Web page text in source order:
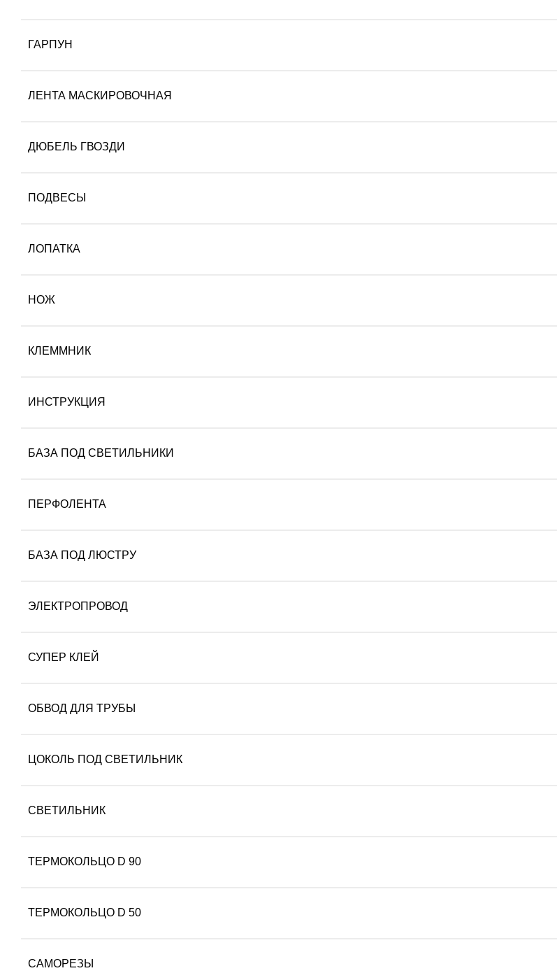
ГАРПУН
ЛЕНТА МАСКИРОВОЧНАЯ
ДЮБЕЛЬ ГВОЗДИ
ПОДВЕСЫ
ЛОПАТКА
НОЖ
КЛЕММНИК
ИНСТРУКЦИЯ
БАЗА ПОД СВЕТИЛЬНИКИ
ПЕРФОЛЕНТА
БАЗА ПОД ЛЮСТРУ
ЭЛЕКТРОПРОВОД
СУПЕР КЛЕЙ
ОБВОД ДЛЯ ТРУБЫ
ЦОКОЛЬ ПОД СВЕТИЛЬНИК
СВЕТИЛЬНИК
ТЕРМОКОЛЬЦО D 90
ТЕРМОКОЛЬЦО D 50
САМОРЕЗЫ